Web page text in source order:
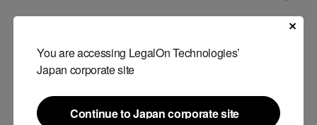
You are accessing LegalOn Technologies’
Japan corporate site
Continue to Japan corporate site
定例会では、日本企業の法務部門における各Coreの適用可能性と
かすためには、単に評価スコアを算出するだけではなく、「自社
があるという意見も多く寄せられました。